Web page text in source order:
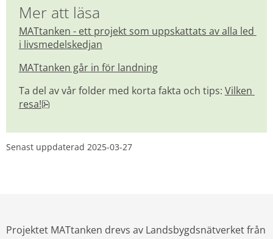
Mer att läsa
MATtanken - ett projekt som uppskattats av alla led
i livsmedelskedjan
MATtanken går in för landning
Ta del av vår folder med korta fakta och tips: Vilken
resa!
pdf, 1.1 MB.
Senast uppdaterad 2025-03-27
Projektet MATtanken drevs av Landsbygdsnätverket från